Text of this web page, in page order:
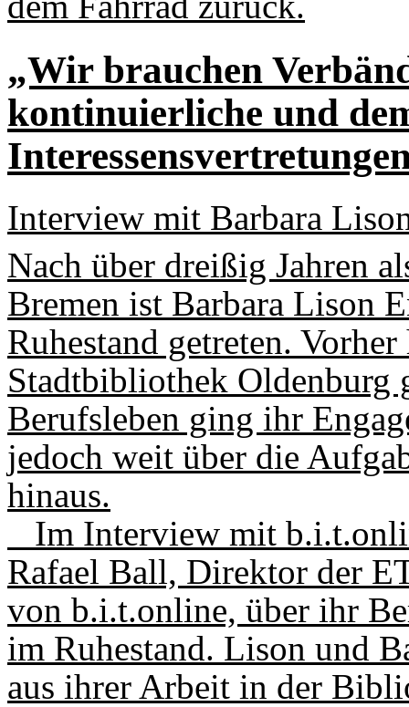
„Wir brauchen
kontinuierliche und
Interview mit Barbara
Nach über dreißig Jahren
Bremen ist Barbara Lison
Ruhestand getreten.
Stadtbibliothek Oldenburg
Berufsleben ging ihr
jedoch weit über die
hinaus.
Im Interview mit
Rafael Ball, Direktor der
von b.i.t.online, über ihr
im Ruhestand. Lison und
aus ihrer Arbeit in der